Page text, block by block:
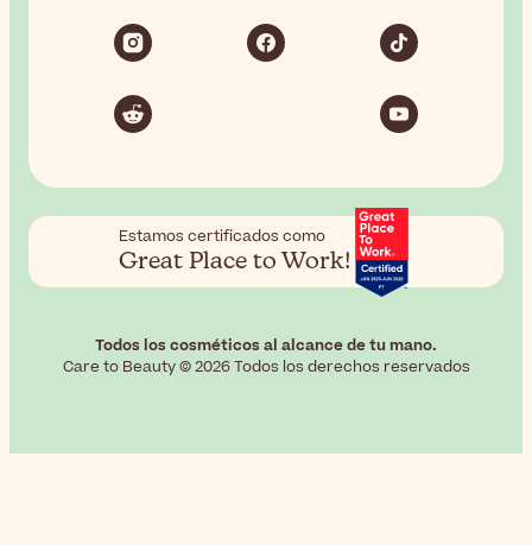
Estamos certificados como
Great Place to Work!
Todos los cosméticos al alcance de tu mano.
Care to Beauty © 2026 Todos los derechos reservados